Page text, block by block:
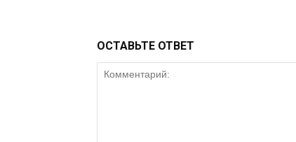
ОСТАВЬТЕ ОТВЕТ